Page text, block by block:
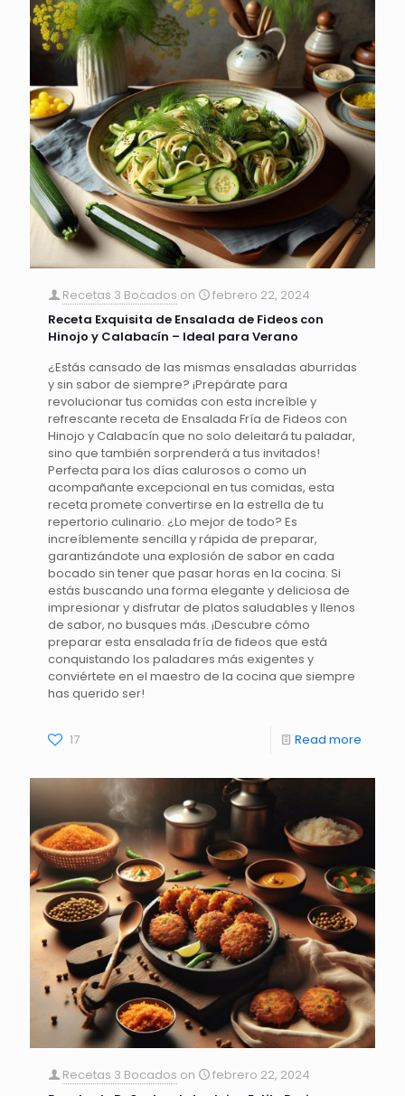
Recetas 3 Bocados on
febrero 22, 2024
Receta Exquisita de Ensalada de Fideos con
Hinojo y Calabacín – Ideal para Verano
¿Estás cansado de las mismas ensaladas aburridas
y sin sabor de siempre? ¡Prepárate para
revolucionar tus comidas con esta increíble y
refrescante receta de Ensalada Fría de Fideos con
Hinojo y Calabacín que no solo deleitará tu paladar,
sino que también sorprenderá a tus invitados!
Perfecta para los días calurosos o como un
acompañante excepcional en tus comidas, esta
receta promete convertirse en la estrella de tu
repertorio culinario. ¿Lo mejor de todo? Es
increíblemente sencilla y rápida de preparar,
garantizándote una explosión de sabor en cada
bocado sin tener que pasar horas en la cocina. Si
estás buscando una forma elegante y deliciosa de
impresionar y disfrutar de platos saludables y llenos
de sabor, no busques más. ¡Descubre cómo
preparar esta ensalada fría de fideos que está
conquistando los paladares más exigentes y
conviértete en el maestro de la cocina que siempre
has querido ser!
17 Read more
Recetas 3 Bocados on
febrero 22, 2024